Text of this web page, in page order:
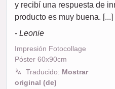
y recibí una respuesta de
producto es muy buena. [...]
- Leonie
Impresión Fotocollage
Póster 60x90cm
Traducido: Mostrar
original (de)